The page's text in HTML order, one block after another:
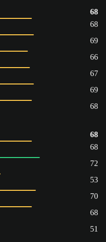
68
68
69
66
67
69
68
68
68
72
53
70
68
51